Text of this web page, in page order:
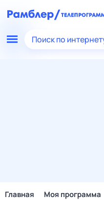
Поиск по
Главная Моя программа